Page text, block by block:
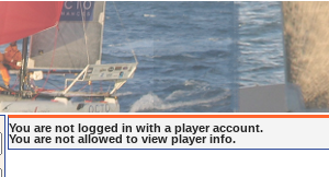
You are not logged in with a player account.
You are not allowed to view player info.